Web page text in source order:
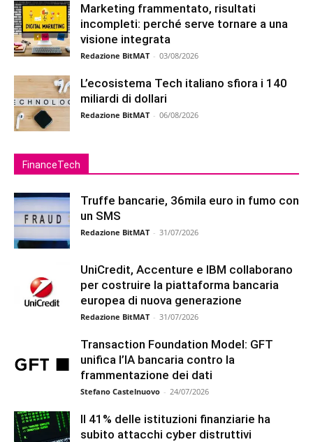
Marketing frammentato, risultati
incompleti: perché serve tornare a una
visione integrata
Redazione BitMAT - 03/08/2026
L’ecosistema Tech italiano sfiora i 140
miliardi di dollari
Redazione BitMAT - 06/08/2026
FinanceTech
Truffe bancarie, 36mila euro in fumo con
un SMS
Redazione BitMAT - 31/07/2026
UniCredit, Accenture e IBM collaborano
per costruire la piattaforma bancaria
europea di nuova generazione
Redazione BitMAT - 31/07/2026
Transaction Foundation Model: GFT
unifica l’IA bancaria contro la
frammentazione dei dati
Stefano Castelnuovo - 24/07/2026
Il 41% delle istituzioni finanziarie ha
subito attacchi cyber distruttivi